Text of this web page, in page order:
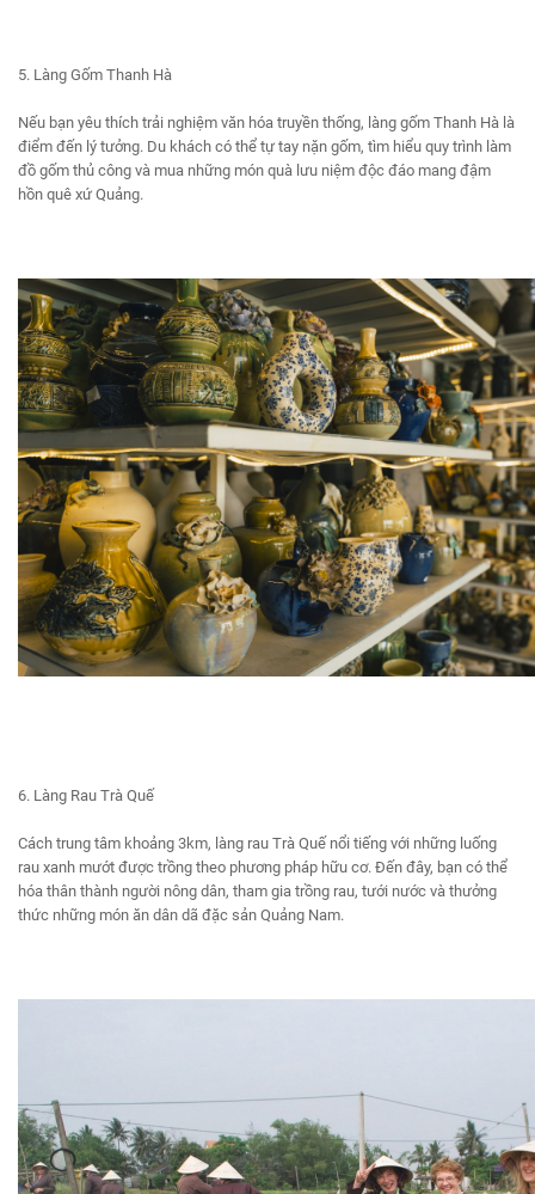
5. Làng Gốm Thanh Hà
Nếu bạn yêu thích trải nghiệm văn hóa truyền thống, làng gốm Thanh Hà là
điểm đến lý tưởng. Du khách có thể tự tay nặn gốm, tìm hiểu quy trình làm
đồ gốm thủ công và mua những món quà lưu niệm độc đáo mang đậm
hồn quê xứ Quảng.
6. Làng Rau Trà Quế
Cách trung tâm khoảng 3km, làng rau Trà Quế nổi tiếng với những luống
rau xanh mướt được trồng theo phương pháp hữu cơ. Đến đây, bạn có thể
hóa thân thành người nông dân, tham gia trồng rau, tưới nước và thưởng
thức những món ăn dân dã đặc sản Quảng Nam.